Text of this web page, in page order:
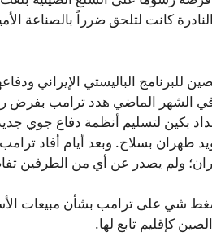
كانت لتلحق ضرراً بالصناعة
للبرنامج الباليستي الإيراني
بكين لتسليم أنظمة دفاع جوي جديدة
بسلاح. وبعد أيام أفاد ترامب
ولم يصدر عن أي من الطرفين
شي على ترامب بشأن مبيعات
كإقليم تابع لها.